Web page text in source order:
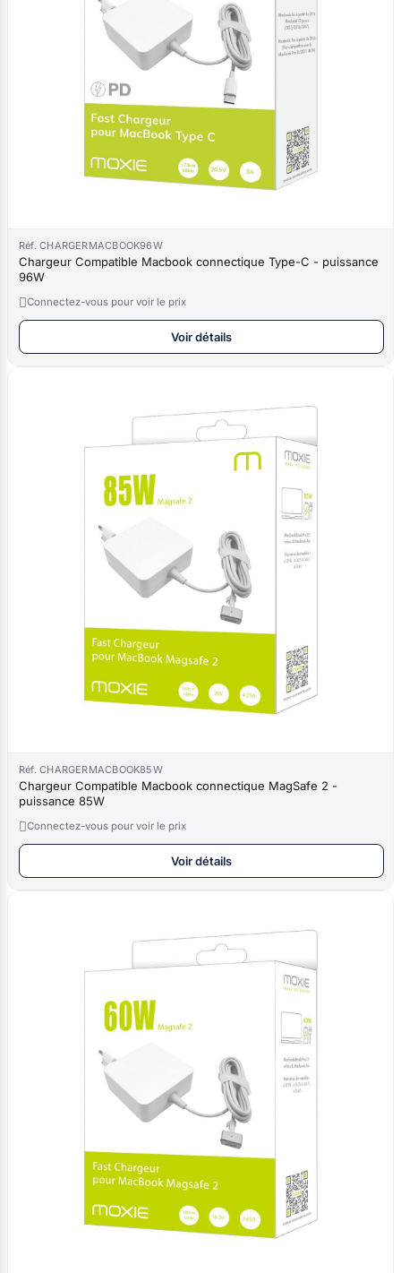
Réf. CHARGERMACBOOK96W
Chargeur Compatible Macbook connectique Type-C - puissance
96W
Connectez-vous pour voir le prix
Voir détails
Réf. CHARGERMACBOOK85W
Chargeur Compatible Macbook connectique MagSafe 2 -
puissance 85W
Connectez-vous pour voir le prix
Voir détails